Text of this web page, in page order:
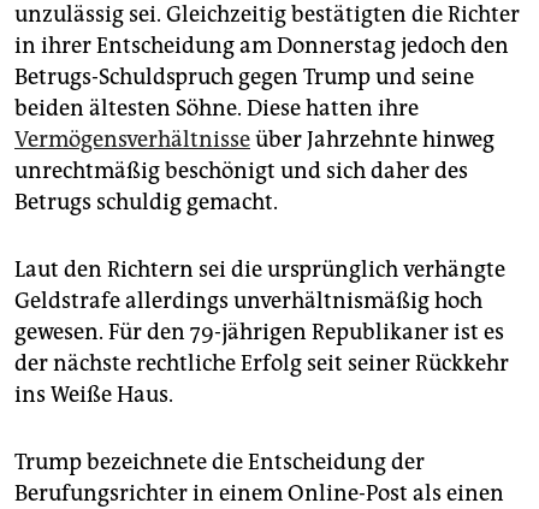
unzulässig sei. Gleichzeitig bestätigten die Richter
in ihrer Entscheidung am Donnerstag jedoch den
Betrugs-Schuldspruch gegen Trump und seine
beiden ältesten Söhne. Diese hatten ihre
Vermögensverhältnisseüber Jahrzehnte hinweg
unrechtmäßig beschönigt und sich daher des
Betrugs schuldig gemacht.
Laut den Richtern sei die ursprünglich verhängte
Geldstrafe allerdings unverhältnismäßig hoch
gewesen. Für den 79-jährigen Republikaner ist es
der nächste rechtliche Erfolg seit seiner Rückkehr
ins Weiße Haus.
Trump bezeichnete die Entscheidung der
Berufungsrichter in einem Online-Post als einen